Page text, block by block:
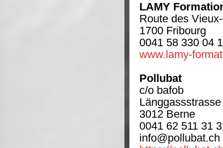
LAMY
Route des
1700 Fribourg
0041 58 330 04
www.lamy-
Pollubat
c/o bafob
3012 Berne
0041 62 511 31
info@pollubat.ch